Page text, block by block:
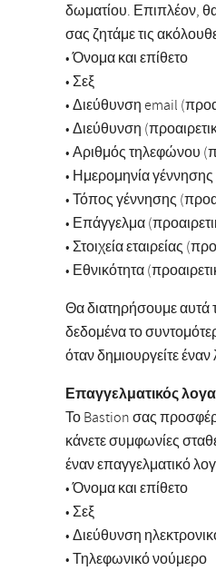
δωματίου. Επιπλέον,
σας ζητάμε τις
• Όνομα και επίθετο
• Σεξ
• Διεύθυνση email
• Διεύθυνση
• Αριθμός τηλεφώνου
• Ημερομηνία γέννησης
• Τόπος γέννησης
• Επάγγελμα
• Στοιχεία εταιρείας
• Εθνικότητα
Θα διατηρήσουμε αυτά
δεδομένα το
όταν δημιουργείτε
Επαγγελματικός
Το Bastion σας
κάνετε συμφωνίες
έναν επαγγελματικό
• Όνομα και επίθετο
• Σεξ
• Διεύθυνση
• Τηλεφωνικό νούμερο